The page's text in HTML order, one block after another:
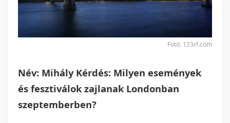
Fotó: 123rf.com
Név: Mihály Kérdés: Milyen események
és fesztiválok zajlanak Londonban
szeptemberben?